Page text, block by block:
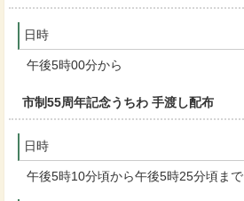
日時
午後5時00分から
市制55周年記念うちわ 手渡し配布
日時
午後5時10分頃から午後5時25分頃まで